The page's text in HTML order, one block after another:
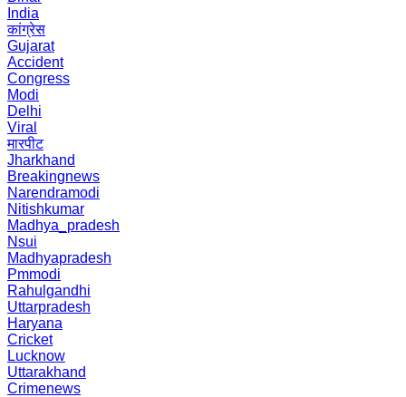
India
कांग्रेस
Gujarat
Accident
Congress
Modi
Delhi
Viral
मारपीट
Jharkhand
Breakingnews
Narendramodi
Nitishkumar
Madhya_pradesh
Nsui
Madhyapradesh
Pmmodi
Rahulgandhi
Uttarpradesh
Haryana
Cricket
Lucknow
Uttarakhand
Crimenews